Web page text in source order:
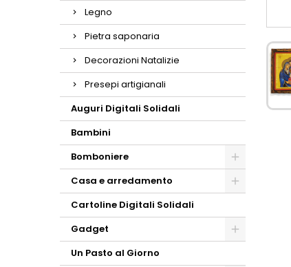
Legno
Pietra saponaria
Decorazioni Natalizie
Presepi artigianali
Auguri Digitali Solidali
Bambini
Bomboniere
Casa e arredamento
Cartoline Digitali Solidali
Gadget
Un Pasto al Giorno